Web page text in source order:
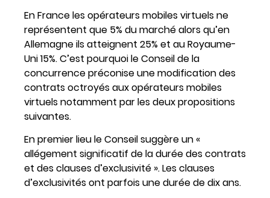
En France les opérateurs mobiles virtuels ne
représentent que 5% du marché alors qu’en
Allemagne ils atteignent 25% et au Royaume-
Uni 15%. C’est pourquoi le Conseil de la
concurrence préconise une modification des
contrats octroyés aux opérateurs mobiles
virtuels notamment par les deux propositions
suivantes.
En premier lieu le Conseil suggère un «
allégement significatif de la durée des contrats
et des clauses d’exclusivité ». Les clauses
d’exclusivités ont parfois une durée de dix ans.